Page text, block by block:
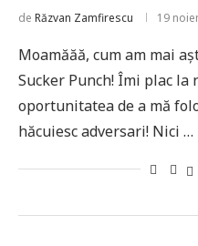
de Răzvan Zamfirescu 19
Moamăăă, cum am mai
Sucker Punch! Îmi plac
oportunitatea de a mă
hăcuiesc adversari! Nici …